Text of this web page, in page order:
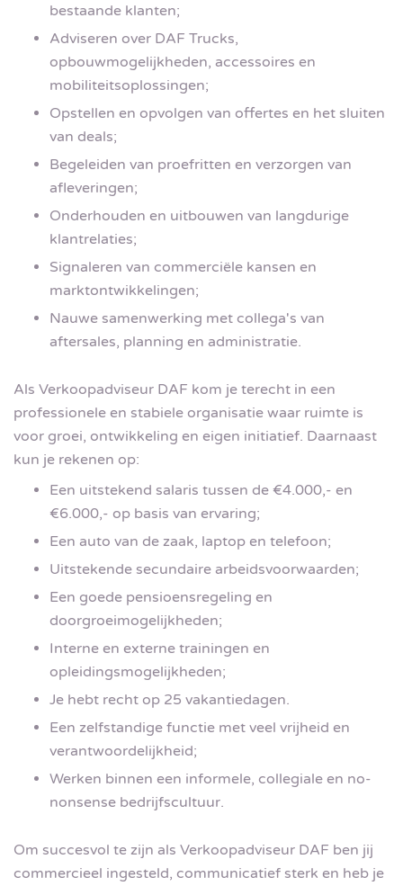
bestaande klanten;
Adviseren over DAF Trucks,
opbouwmogelijkheden, accessoires en
mobiliteitsoplossingen;
Opstellen en opvolgen van offertes en het sluiten
van deals;
Begeleiden van proefritten en verzorgen van
afleveringen;
Onderhouden en uitbouwen van langdurige
klantrelaties;
Signaleren van commerciële kansen en
marktontwikkelingen;
Nauwe samenwerking met collega's van
aftersales, planning en administratie.
Als Verkoopadviseur DAF kom je terecht in een
professionele en stabiele organisatie waar ruimte is
voor groei, ontwikkeling en eigen initiatief. Daarnaast
kun je rekenen op:
Een uitstekend salaris tussen de €4.000,- en
€6.000,- op basis van ervaring;
Een auto van de zaak, laptop en telefoon;
Uitstekende secundaire arbeidsvoorwaarden;
Een goede pensioensregeling en
doorgroeimogelijkheden;
Interne en externe trainingen en
opleidingsmogelijkheden;
Je hebt recht op 25 vakantiedagen.
Een zelfstandige functie met veel vrijheid en
verantwoordelijkheid;
Werken binnen een informele, collegiale en no-
nonsense bedrijfscultuur.
Om succesvol te zijn als Verkoopadviseur DAF ben jij
commercieel ingesteld, communicatief sterk en heb je